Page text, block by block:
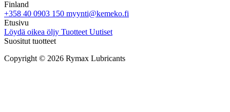
Finland
+358 40 0903 150 myynti@kemeko.fi
Etusivu
Löydä oikea öljy Tuotteet Uutiset
Suositut tuotteet
Copyright © 2026 Rymax Lubricants